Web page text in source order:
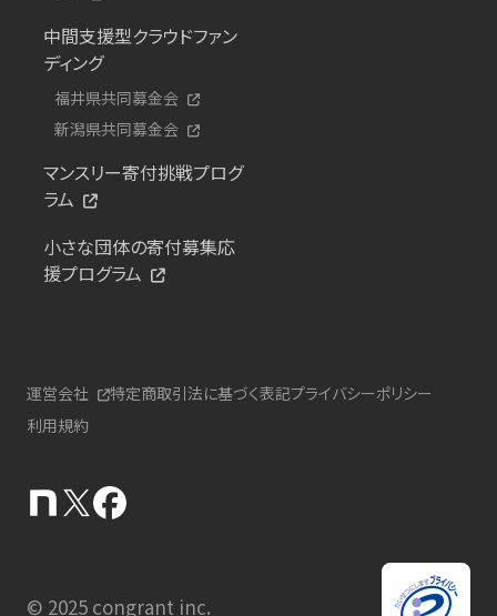
中間支援型クラウドファン
ディング
福井県共同募金会
新潟県共同募金会
マンスリー寄付挑戦プログ
ラム
小さな団体の寄付募集応
援プログラム
運営会社 特定商取引法に基づく表記プライバシーポリシー
利用規約
© 2025 congrant inc.